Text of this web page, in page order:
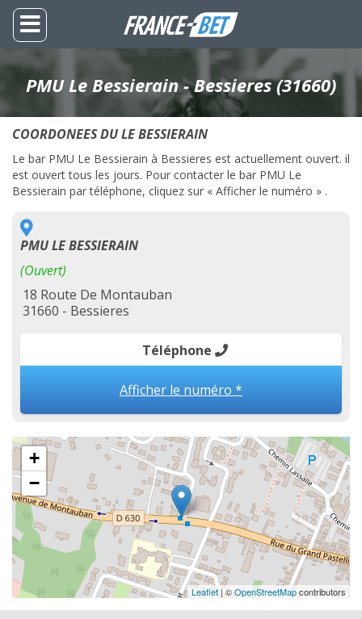
PMU Le Bessierain - Bessieres (31660)
COORDONEES DU LE BESSIERAIN
Le bar PMU Le Bessierain à Bessieres est actuellement ouvert. il
est ouvert tous les jours. Pour contacter le bar PMU Le
Bessierain par téléphone, cliquez sur « Afficher le numéro » .
PMU LE BESSIERAIN
(Ouvert)
18 Route De Montauban
31660 - Bessieres
Téléphone
Afficher le numéro *
+
−
Leaflet| ©OpenStreetMapcontributors